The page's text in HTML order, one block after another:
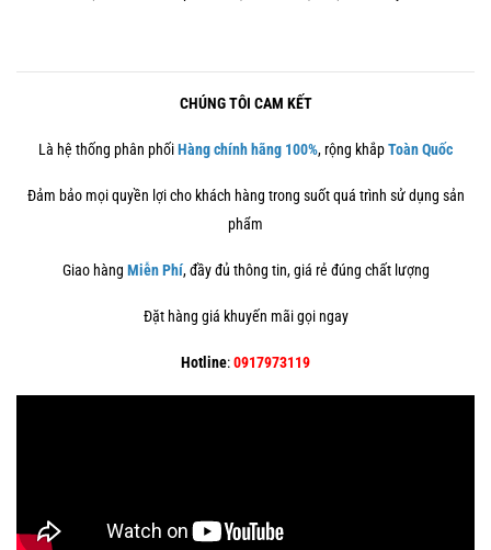
CHÚNG TÔI CAM KẾT
Là hệ thống phân phốiHàng chính hãng 100%, rộng khắpToàn Quốc
Đảm bảo mọi quyền lợi cho khách hàng trong suốt quá trình sử dụng sản
phẩm
Giao hàng Miễn Phí, đầy đủ thông tin, giá rẻ đúng chất lượng
Đặt hàng giá khuyến mãi gọi ngay
Hotline:0917973119